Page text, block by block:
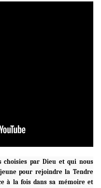
choisies par Dieu et qui nous
pour rejoindre la Tendre
à la fois dans sa mémoire et